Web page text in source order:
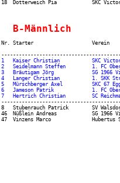
  B-Männlich
Nr. Starter                    Verein
1   Kaiser Christian           SKC
2   Seidelmann Steffen         1. FC
3   Bräutigam Jörg             SG
4   Langer Christian           1. SKK
5   Mürschberger Axel          SKC 67
6   Jameson Patrik             1. FC
8   Stubenrauch Patrick        SV
46  Nüßlein Andreas            SG